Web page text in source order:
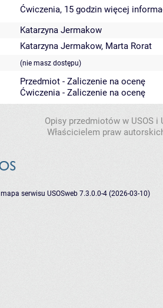
Ćwiczenia, 15 godzin więcej
Katarzyna Jermakow
Katarzyna Jermakow, Marta Rorat
(nie masz dostępu)
Przedmiot - Zaliczenie na ocenę
Ćwiczenia - Zaliczenie na ocenę
Opisy przedmiotów w USOS
Właścicielem praw
mapa serwisu USOSweb 7.3.0.0-4 (2026-03-10)